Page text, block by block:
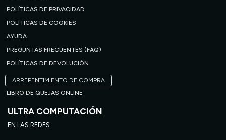
POLÍTICAS DE PRIVACIDAD
POLÍTICAS DE COOKIES
AYUDA
PREGUNTAS FRECUENTES (FAQ)
POLÍTICAS DE DEVOLUCIÓN
ARREPENTIMIENTO DE COMPRA
LIBRO DE QUEJAS ONLINE
ULTRA COMPUTACIÓN
EN LAS REDES